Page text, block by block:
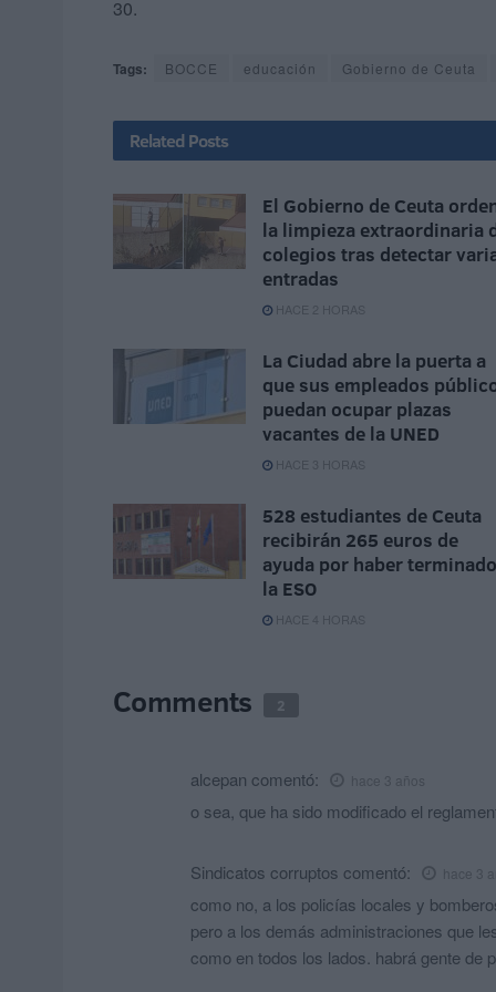
30.
Tags: BOCCE educación Gobierno de Ceuta
Related Posts
El Gobierno de Ceuta
la limpieza extraordinaria
colegios tras detectar
entradas
HACE 2 HORAS
La Ciudad abre la puerta a
que sus empleados
puedan ocupar plazas
vacantes de la UNED
HACE 3 HORAS
528 estudiantes de Ceuta
recibirán 265 euros de
ayuda por haber terminado
la ESO
HACE 4 HORAS
Comments 2
alcepan comentó: hace 3 años
o sea, que ha sido modificado el
Sindicatos corruptos comentó: hace 3
como no, a los policías locales y
pero a los demás administraciones que
como en todos los lados. habrá gente de